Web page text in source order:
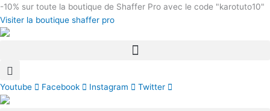
Aller
au
contenu
-10% sur toute la boutique de Shaffer Pro avec le code "karotuto10"
Visiter la boutique shaffer pro
Youtube Facebook Instagram Twitter